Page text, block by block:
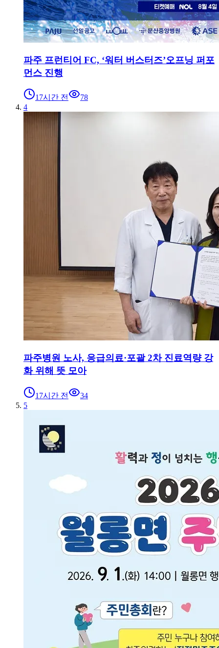
파주 프런티어 FC, ‘워터 버스터즈’오프닝 퍼포
먼스 진행
17시간 전
78
4
파주병원 노사, 응급의료·포괄 2차 진료역량 강
화 위해 뜻 모아
17시간 전
34
5